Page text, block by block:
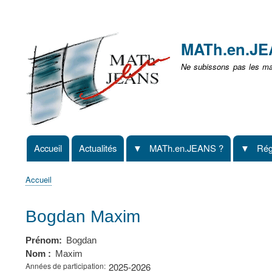
non
identifié
Ne subissons pas les
Navigation
principale
Accueil Actualités MATh.en.JEANS ?
d'Ariane
Accueil
Bogdan Maxim
Prénom
Bogdan
Nom
Maxim
Années de participation 2025-2026